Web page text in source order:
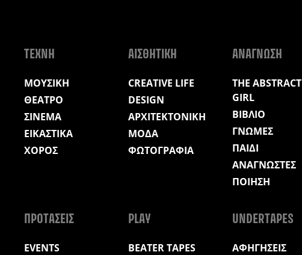
ΤΕΧΝΗ
ΜΟΥΣΙΚΗ
ΘΕΑΤΡΟ
ΣΙΝΕΜΑ
ΕΙΚΑΣΤΙΚΑ
ΧΟΡΟΣ
ΑΙΣΘΗΤΙΚΗ
CREATIVE LIFE
DESIGN
ΑΡΧΙΤΕΚΤΟΝΙΚΗ
ΜΟΔΑ
ΦΩΤΟΓΡΑΦΙΑ
ΑΝΑΓΝΩΣΗ
THE ABSTRACT
GIRL
ΒΙΒΛΙΟ
ΓΝΩΜΕΣ
ΠΑΙΔΙ
ΑΝΑΓΝΩΣΤΕΣ
ΠΟΙΗΣΗ
ΠΡΟΤΑΣΕΙΣ
EVENTS
PLAY
BEATER TAPES
UNDERTAPES
ΑΦΗΓΗΣΕΙΣ